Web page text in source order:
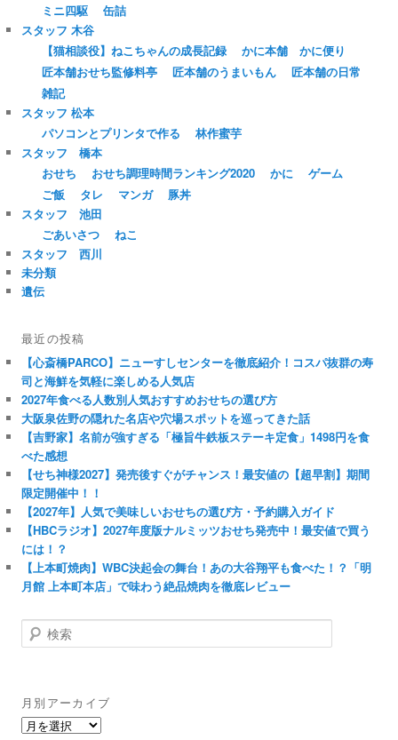
ミニ四駆
缶詰
スタッフ 木谷
【猫相談役】ねこちゃんの成長記録
かに本舗 かに便り
匠本舗おせち監修料亭
匠本舗のうまいもん
匠本舗の日常
雑記
スタッフ 松本
パソコンとプリンタで作る
林作蜜芋
スタッフ 橋本
おせち
おせち調理時間ランキング2020 かに
ゲーム
ご飯
タレ マンガ
豚丼
スタッフ 池田
ごあいさつ
ねこ
スタッフ 西川
未分類
遺伝
最近の投稿
【心斎橋PARCO】ニューすしセンターを徹底紹介！コスパ抜群の寿
司と海鮮を気軽に楽しめる人気店
2027年食べる人数別人気おすすめおせちの選び方
大阪泉佐野の隠れた名店や穴場スポットを巡ってきた話
【吉野家】名前が強すぎる「極旨牛鉄板ステーキ定食」1498円を食
べた感想
【せち神様2027】発売後すぐがチャンス！最安値の【超早割】期間
限定開催中！！
【2027年】人気で美味しいおせちの選び方・予約購入ガイド
【HBCラジオ】2027年度版ナルミッツおせち発売中！最安値で買う
には！？
【上本町焼肉】WBC決起会の舞台！あの大谷翔平も食べた！？「明
月館 上本町本店」で味わう絶品焼肉を徹底レビュー
検
索
月別アーカイブ
月